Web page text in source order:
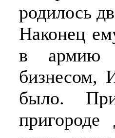
родилось
Наконец
в армию
бизнесом,
было.